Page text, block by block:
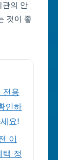
관의 안
것이 좋
전용
인하
요!
이
택 정